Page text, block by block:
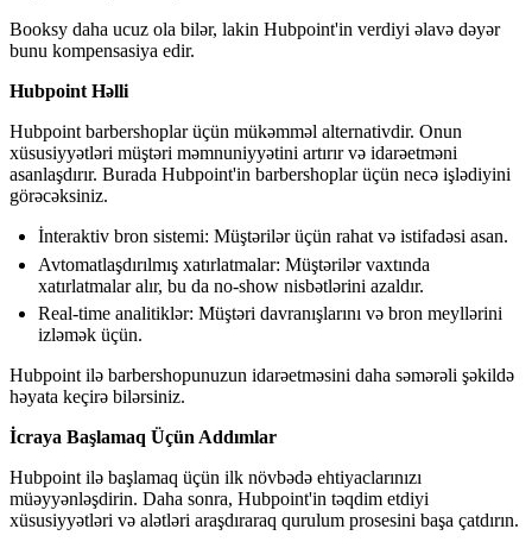
Booksy daha ucuz ola bilər, lakin Hubpoint'in verdiyi əlavə dəyər
bunu kompensasiya edir.
Hubpoint Həlli
Hubpoint barbershoplar üçün mükəmməl alternativdir. Onun
xüsusiyyətləri müştəri məmnuniyyətini artırır və idarəetməni
asanlaşdırır. Burada Hubpoint'in barbershoplar üçün necə işlədiyini
görəcəksiniz.
İnteraktiv bron sistemi: Müştərilər üçün rahat və istifadəsi asan.
Avtomatlaşdırılmış xatırlatmalar: Müştərilər vaxtında
xatırlatmalar alır, bu da no-show nisbətlərini azaldır.
Real-time analitiklər: Müştəri davranışlarını və bron meyllərini
izləmək üçün.
Hubpoint ilə barbershopunuzun idarəetməsini daha səmərəli şəkildə
həyata keçirə bilərsiniz.
İcraya Başlamaq Üçün Addımlar
Hubpoint ilə başlamaq üçün ilk növbədə ehtiyaclarınızı
müəyyənləşdirin. Daha sonra, Hubpoint'in təqdim etdiyi
xüsusiyyətləri və alətləri araşdıraraq qurulum prosesini başa çatdırın.